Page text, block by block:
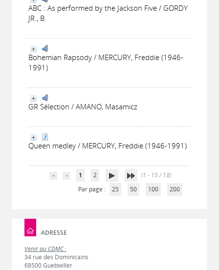
ABC : As performed by the Jackson Five / GORDY
JR., B.
Bohemian Rapsody / MERCURY, Freddie (1946-
1991)
GR Sélection / AMANO, Masamicz
Queen medley / MERCURY, Freddie (1946-1991)
1 2
(1 - 15 / 18)
Par page :
25 50 100 200
ADRESSE
Venir au CDMC :
34 rue des Dominicains
68500 Guebwiller